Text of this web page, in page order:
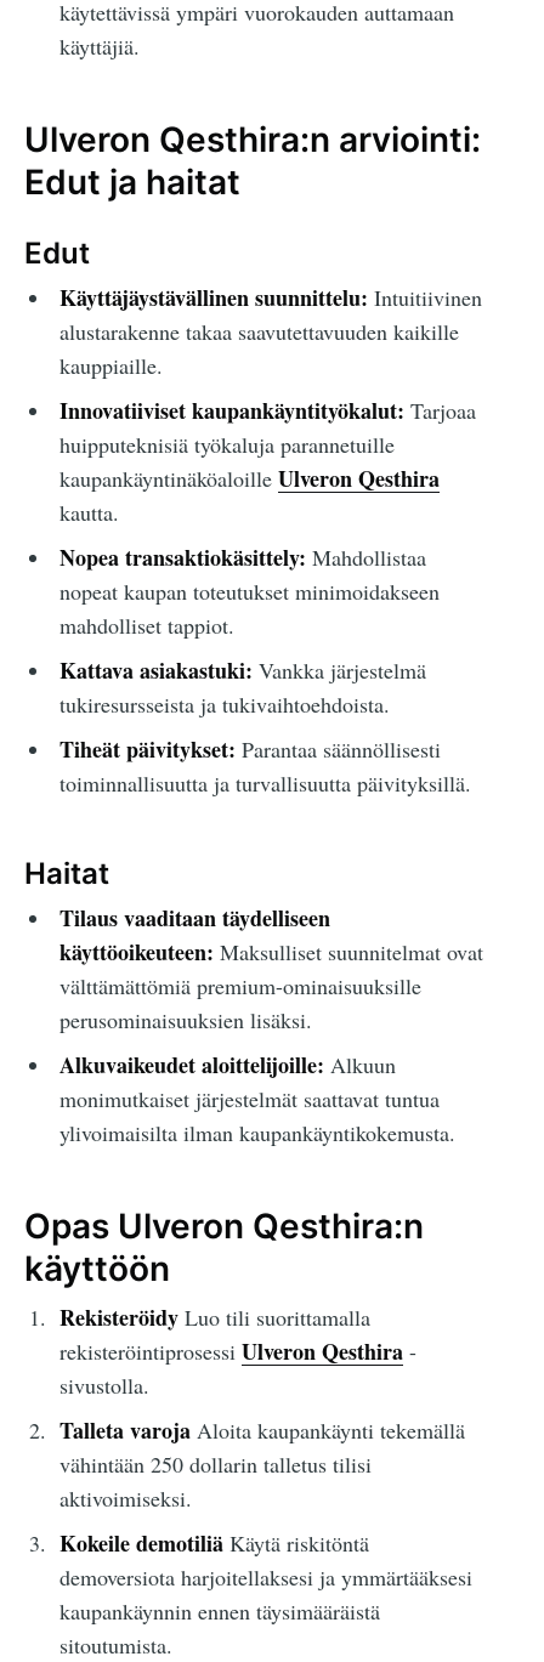
käytettävissä ympäri vuorokauden auttamaan
käyttäjiä.
Ulveron Qesthira:n arviointi:
Edut ja haitat
Edut
Käyttäjäystävällinen suunnittelu: Intuitiivinen
alustarakenne takaa saavutettavuuden kaikille
kauppiaille.
Innovatiiviset kaupankäyntityökalut: Tarjoaa
huipputeknisiä työkaluja parannetuille
kaupankäyntinäköaloille Ulveron Qesthira
kautta.
Nopea transaktiokäsittely: Mahdollistaa
nopeat kaupan toteutukset minimoidakseen
mahdolliset tappiot.
Kattava asiakastuki: Vankka järjestelmä
tukiresursseista ja tukivaihtoehdoista.
Tiheät päivitykset: Parantaa säännöllisesti
toiminnallisuutta ja turvallisuutta päivityksillä.
Haitat
Tilaus vaaditaan täydelliseen
käyttöoikeuteen: Maksulliset suunnitelmat ovat
välttämättömiä premium-ominaisuuksille
perusominaisuuksien lisäksi.
Alkuvaikeudet aloittelijoille: Alkuun
monimutkaiset järjestelmät saattavat tuntua
ylivoimaisilta ilman kaupankäyntikokemusta.
Opas Ulveron Qesthira:n
käyttöön
RekisteröidyLuo tili suorittamalla
rekisteröintiprosessi Ulveron Qesthira-
sivustolla.
Talleta varojaAloita kaupankäynti tekemällä
vähintään 250 dollarin talletus tilisi
aktivoimiseksi.
Kokeile demotiliäKäytä riskitöntä
demoversiota harjoitellaksesi ja ymmärtääksesi
kaupankäynnin ennen täysimääräistä
sitoutumista.